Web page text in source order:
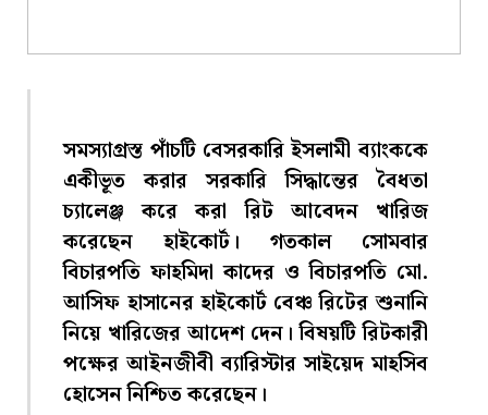
সমস্যাগ্রস্ত পাঁচটি বেসরকারি ইসলামী ব্যাংককে
একীভূত করার সরকারি সিদ্ধান্তের বৈধতা
চ্যালেঞ্জ করে করা রিট আবেদন খারিজ
করেছেন হাইকোর্ট। গতকাল সোমবার
বিচারপতি ফাহমিদা কাদের ও বিচারপতি মো.
আসিফ হাসানের হাইকোর্ট বেঞ্চ রিটের শুনানি
নিয়ে খারিজের আদেশ দেন। বিষয়টি রিটকারী
পক্ষের আইনজীবী ব্যারিস্টার সাইয়েদ মাহসিব
হোসেন নিশ্চিত করেছেন।